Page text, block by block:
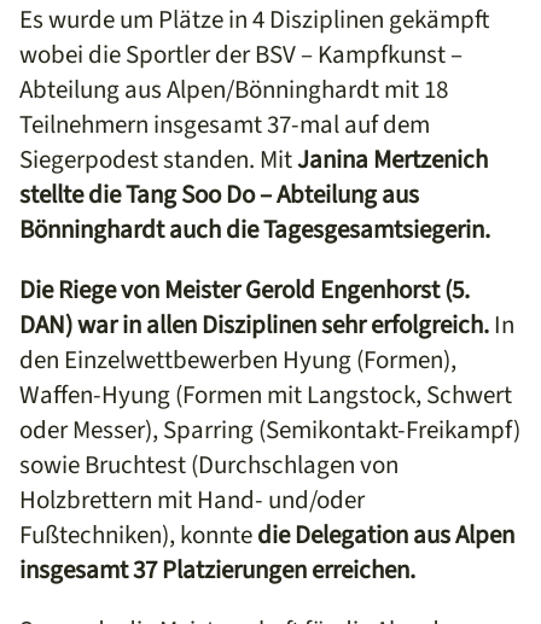
Es wurde um Plätze in 4 Disziplinen gekämpft
wobei die Sportler der BSV – Kampfkunst –
Abteilung aus Alpen/Bönninghardt mit 18
Teilnehmern insgesamt 37-mal auf dem
Siegerpodest standen. MitJanina Mertzenich
stellte die Tang Soo Do – Abteilung aus
Bönninghardt auch die Tagesgesamtsiegerin.
Die Riege von Meister Gerold Engenhorst (5.
DAN)war in allen Disziplinen sehr erfolgreich.In
den Einzelwettbewerben Hyung (Formen),
Waffen-Hyung (Formen mit Langstock, Schwert
oder Messer), Sparring (Semikontakt-Freikampf)
sowie Bruchtest (Durchschlagen von
Holzbrettern mit Hand- und/oder
Fußtechniken), konntedie Delegation aus Alpen
insgesamt 37 Platzierungen erreichen.